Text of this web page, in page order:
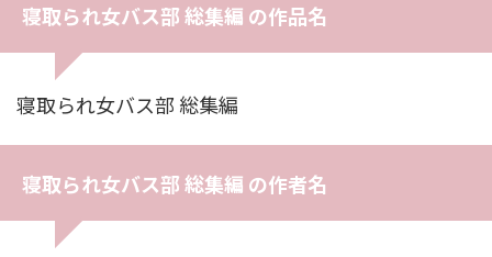
寝取られ女バス部 総集編 の作品名
寝取られ女バス部 総集編
寝取られ女バス部 総集編 の作者名